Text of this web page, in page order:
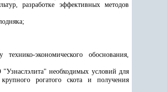
разработке эффективных методов
экономического обоснования,
необходимых условий для
рогатого скота и получения